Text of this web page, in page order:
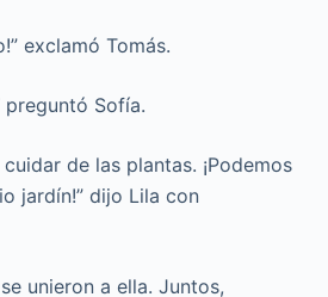
exclamó Tomás.
preguntó Sofía.
de las plantas. ¡Podemos
jardín!” dijo Lila con
unieron a ella. Juntos,